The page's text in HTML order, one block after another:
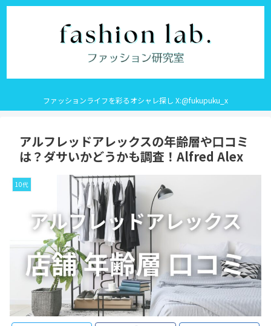
ファッションライフを彩るオシャレ探し X:@fukupuku_x
アルフレッドアレックスの年齢層や口コミ
は？ダサいかどうかも調査！Alfred Alex
10代